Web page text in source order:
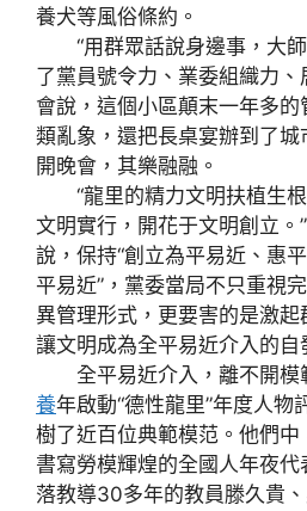
養犬等風俗條約。
“用群眾話說身邊事，大師
了黨員號令力、業委組織力、
會說，這個小區顛末一年多
類亂象，還把長桌宴辦到了
開晚會，其樂融融。
“龍里的精力文明扶植生根
文明實行，開花于文明創立。
說，保持“創立為平易近、惠
平易近”，黨委當局不只重視
異管理形式，更要害的是激起
讓文明成為全平易近介入的自
全平易近介入，離不開模
養年啟動“德性龍里”年度人物
樹了近百位典範模范。他們
書寫勞模輝煌的全國人年夜
落教導30多年的教員滕久貴